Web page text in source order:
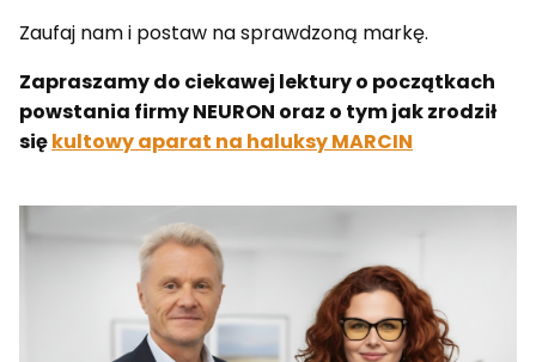
Zaufaj nam i postaw na sprawdzoną markę.
Zapraszamy do ciekawej lektury o początkach
powstania firmy NEURON oraz o tym jak zrodził
siękultowy aparat na haluksy MARCIN